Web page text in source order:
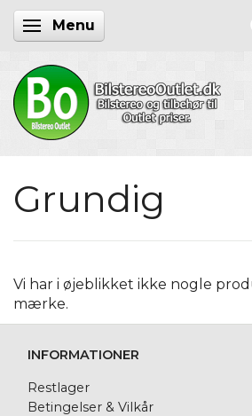
Skifte navigation
Menu
Grundig
Vi har i øjeblikket ikke nogle
mærke.
INFORMATIONER
Restlager
Betingelser & Vilkår